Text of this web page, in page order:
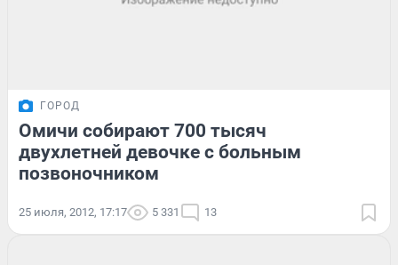
ГОРОД
Омичи собирают 700 тысяч
двухлетней девочке с больным
позвоночником
25 июля, 2012, 17:17 5 331 13